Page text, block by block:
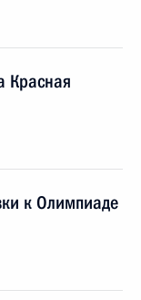
Красная
к Олимпиаде